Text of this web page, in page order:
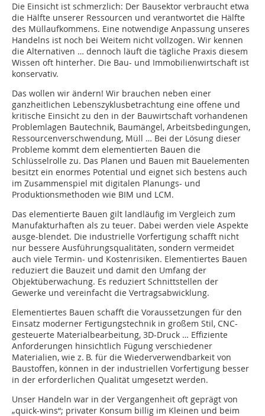
Die Einsicht ist schmerzlich: Der Bausektor verbraucht etwa
die Hälfte unserer Ressourcen und verantwortet die Hälfte
des Müllaufkommens. Eine notwendige Anpassung unseres
Handelns ist noch bei Weitem nicht vollzogen. Wir kennen
die Alternativen … dennoch läuft die tägliche Praxis diesem
Wissen oft hinterher. Die Bau- und Immobilienwirtschaft ist
konservativ.
Das wollen wir ändern! Wir brauchen neben einer
ganzheitlichen Lebenszyklusbetrachtung eine offene und
kritische Einsicht zu den in der Bauwirtschaft vorhandenen
Problemlagen Bautechnik, Baumängel, Arbeitsbedingungen,
Ressourcenverschwendung, Müll … Bei der Lösung dieser
Probleme kommt dem elementierten Bauen die
Schlüsselrolle zu. Das Planen und Bauen mit Bauelementen
besitzt ein enormes Potential und eignet sich bestens auch
im Zusammenspiel mit digitalen Planungs- und
Produktionsmethoden wie BIM und LCM.
Das elementierte Bauen gilt landläufig im Vergleich zum
Manufakturhaften als zu teuer. Dabei werden viele Aspekte
ausge-blendet. Die industrielle Vorfertigung schafft nicht
nur bessere Ausführungsqualitäten, sondern vermeidet
auch viele Termin- und Kostenrisiken. Elementiertes Bauen
reduziert die Bauzeit und damit den Umfang der
Objektüberwachung. Es reduziert Schnittstellen der
Gewerke und vereinfacht die Vertragsabwicklung.
Elementiertes Bauen schafft die Voraussetzungen für den
Einsatz moderner Fertigungstechnik in großem Stil, CNC-
gesteuerte Materialbearbeitung, 3D-Druck … Effiziente
Anforderungen hinsichtlich Fügung verschiedener
Materialien, wie z. B. für die Wiederverwendbarkeit von
Baustoffen, können in der industriellen Vorfertigung besser
in der erforderlichen Qualität umgesetzt werden.
Unser Handeln war in der Vergangenheit oft geprägt von
„quick-wins“; privater Konsum billig im Kleinen und beim